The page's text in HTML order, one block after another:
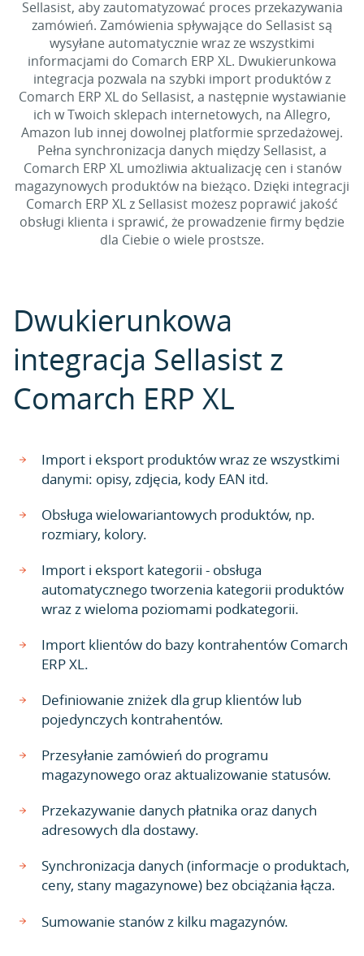
Sellasist, aby zautomatyzować proces przekazywania
zamówień. Zamówienia spływające do Sellasist są
wysyłane automatycznie wraz ze wszystkimi
informacjami do Comarch ERP XL. Dwukierunkowa
integracja pozwala na szybki import produktów z
Comarch ERP XL do Sellasist, a następnie wystawianie
ich w Twoich sklepach internetowych, na Allegro,
Amazon lub innej dowolnej platformie sprzedażowej.
Pełna synchronizacja danych między Sellasist, a
Comarch ERP XL umożliwia aktualizację cen i stanów
magazynowych produktów na bieżąco. Dzięki integracji
Comarch ERP XL z Sellasist możesz poprawić jakość
obsługi klienta i sprawić, że prowadzenie firmy będzie
dla Ciebie o wiele prostsze.
Dwukierunkowa
integracja Sellasist z
Comarch ERP XL
Import i eksport produktów wraz ze wszystkimi
danymi: opisy, zdjęcia, kody EAN itd.
Obsługa wielowariantowych produktów, np.
rozmiary, kolory.
Import i eksport kategorii - obsługa
automatycznego tworzenia kategorii produktów
wraz z wieloma poziomami podkategorii.
Import klientów do bazy kontrahentów Comarch
ERP XL.
Definiowanie zniżek dla grup klientów lub
pojedynczych kontrahentów.
Przesyłanie zamówień do programu
magazynowego oraz aktualizowanie statusów.
Przekazywanie danych płatnika oraz danych
adresowych dla dostawy.
Synchronizacja danych (informacje o produktach,
ceny, stany magazynowe) bez obciążania łącza.
Sumowanie stanów z kilku magazynów.